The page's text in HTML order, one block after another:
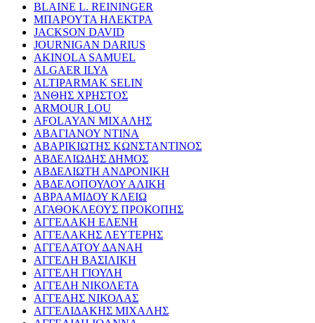
BLAINE L. REININGER
ΜΠΑΡΟΥΤΑ ΗΛΕΚΤΡΑ
JACKSON DAVID
JOURNIGAN DARIUS
AKINOLA SAMUEL
ALGAER ILYA
ALTIPARMAK SELIN
ΆΝΘΗΣ ΧΡΗΣΤΟΣ
ARMOUR LOU
AFOLAYAN ΜΙΧΑΛΗΣ
ΑΒΑΓΙΑΝΟΥ ΝΤΙΝΑ
ΑΒΑΡΙΚΙΩΤΗΣ ΚΩΝΣΤΑΝΤΙΝΟΣ
ΑΒΔΕΛΙΩΔΗΣ ΔΗΜΟΣ
ΑΒΔΕΛΙΩΤΗ ΑΝΔΡΟΝΙΚΗ
ΑΒΔΕΛΟΠΟΥΛΟΥ ΑΛΙΚΗ
ΑΒΡΑΑΜΙΔΟΥ ΚΛΕΙΩ
ΑΓΑΘΟΚΛΕΟΥΣ ΠΡΟΚΟΠΗΣ
ΑΓΓΕΛΑΚΗ ΕΛΕΝΗ
ΑΓΓΕΛΑΚΗΣ ΛΕΥΤΕΡΗΣ
ΑΓΓΕΛΑΤΟΥ ΔΑΝΑΗ
ΑΓΓΕΛΗ ΒΑΣΙΛΙΚΗ
ΑΓΓΕΛΗ ΓΙΟΥΛΗ
ΑΓΓΕΛΗ ΝΙΚΟΛΕΤΑ
ΑΓΓΕΛΗΣ ΝΙΚΟΛΑΣ
ΑΓΓΕΛΙΔΑΚΗΣ ΜΙΧΑΛΗΣ